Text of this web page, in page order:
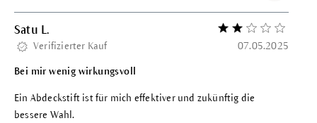
Satu L. Bewertung mit 2
Verifizierter Kauf 07.05.2025
Bei mir wenig wirkungsvoll
Ein Abdeckstift ist für mich effektiver und zukünftig die
bessere Wahl.